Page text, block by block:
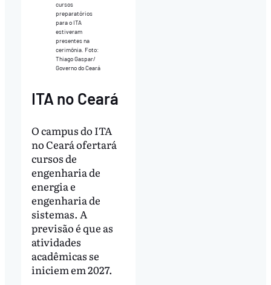
cursos
preparatórios
para o ITA
estiveram
presentes na
cerimônia. Foto:
Thiago Gaspar/
Governo do Ceará
ITA no Ceará
O campus do ITA
no Ceará ofertará
cursos de
engenharia de
energia e
engenharia de
sistemas. A
previsão é que as
atividades
acadêmicas se
iniciem em 2027.